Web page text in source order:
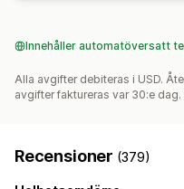
Innehåller automatöversatt
Alla avgifter debiteras i USD.
avgifter faktureras var 30:e dag.
Recensioner (379)